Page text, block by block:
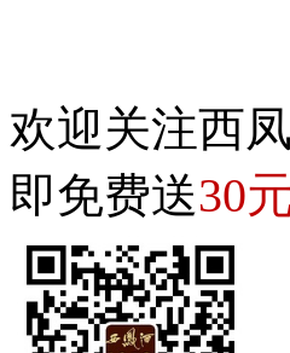
欢迎关注西
即免费送30